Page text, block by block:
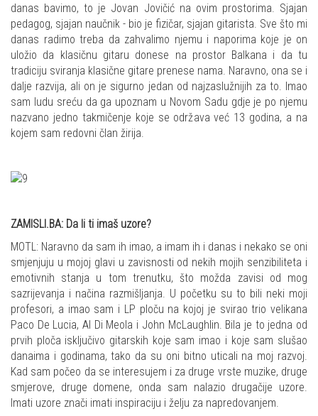
danas bavimo, to je Jovan Jovičić na ovim prostorima. Sjajan
pedagog, sjajan naučnik - bio je fizičar, sjajan gitarista. Sve što mi
danas radimo treba da zahvalimo njemu i naporima koje je on
uložio da klasičnu gitaru donese na prostor Balkana i da tu
tradiciju sviranja klasične gitare prenese nama. Naravno, ona se i
dalje razvija, ali on je sigurno jedan od najzaslužnijih za to. Imao
sam ludu sreću da ga upoznam u Novom Sadu gdje je po njemu
nazvano jedno takmičenje koje se održava već 13 godina, a na
kojem sam redovni član žirija.
ZAMISLI.BA: Da li ti imaš uzore?
MOTL: Naravno da sam ih imao, a imam ih i danas i nekako se oni
smjenjuju u mojoj glavi u zavisnosti od nekih mojih senzibiliteta i
emotivnih stanja u tom trenutku, što možda zavisi od mog
sazrijevanja i načina razmišljanja. U početku su to bili neki moji
profesori, a imao sam i LP ploču na kojoj je svirao trio velikana
Paco De Lucia, Al Di Meola i John McLaughlin. Bila je to jedna od
prvih ploča isključivo gitarskih koje sam imao i koje sam slušao
danaima i godinama, tako da su oni bitno uticali na moj razvoj.
Kad sam počeo da se interesujem i za druge vrste muzike, druge
smjerove, druge domene, onda sam nalazio drugačije uzore.
Imati uzore znači imati inspiraciju i želju za napredovanjem.